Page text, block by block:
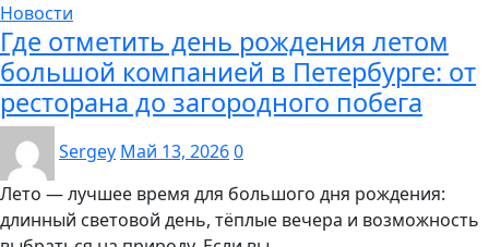
Новости
Где отметить день рождения летом
большой компанией в Петербурге: от
ресторана до загородного побега
Sergey Май 13, 20260
Лето — лучшее время для большого дня рождения:
длинный световой день, тёплые вечера и возможность